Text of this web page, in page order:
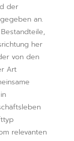
der
an.
her
von den
Art
relevanten